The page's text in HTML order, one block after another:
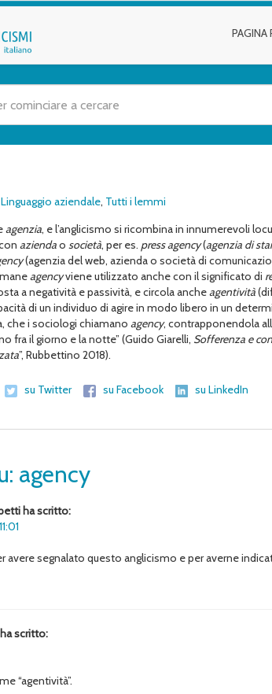
PAGINA
Linguaggio aziendale, Tutti i lemmi
agenzia, e l’anglicismo si ricombina in innumerevoli
aziendao società, per es. press agency(agenzia di
(agenzia del web, azienda o società di
agencyviene utilizzato anche con il significato di
a negatività e passività, e circola ancheagentività
di un individuo di agire in modo libero in un
che i sociologi chiamano agency, contrapponendola
fra il giorno e la notte” (Guido Giarelli, Sofferenza e
”, Rubbettino 2018).
su Twitter su Facebook
su LinkedIn
agency
ha scritto:
avere segnalato questo anglicismo e per averne
scritto:
“agentività”.